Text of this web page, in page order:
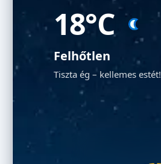
18°C
Felhőtlen
Tiszta ég – kellemes estét!